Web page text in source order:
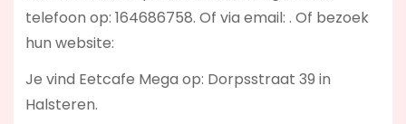
telefoon op: 164686758. Of via email: . Of bezoek
hun website:
Je vind Eetcafe Mega op: Dorpsstraat 39 in
Halsteren.